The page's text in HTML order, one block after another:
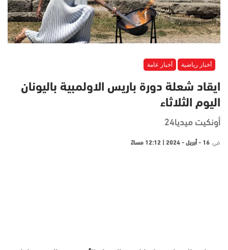
أخبار رياضية أخبار عامة
ايقاد شعلة دورة باريس الاولمبية باليونان
اليوم الثلاثاء
أونكيت ميديا24
في 16 - أبريل - 2024 | 12:12 مساءً